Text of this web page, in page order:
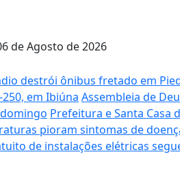
de Agosto de 2026
destrói ônibus fretado em
em Ibiúna Assembleia de
Prefeitura e Santa
pioram sintomas de
de instalações elétricas